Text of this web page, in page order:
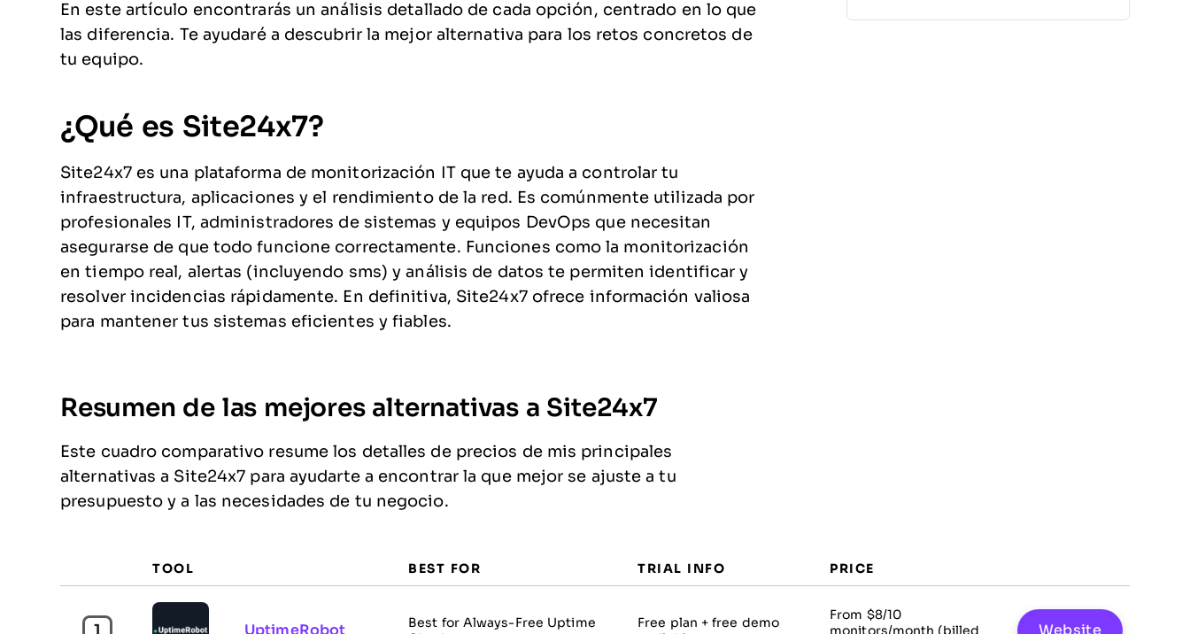
En este artículo encontrarás un análisis detallado de cada opción, centrado en lo que
las diferencia. Te ayudaré a descubrir la mejor alternativa para los retos concretos de
tu equipo.
¿Qué es Site24x7?
Site24x7 es una plataforma de monitorización IT que te ayuda a controlar tu
infraestructura, aplicaciones y el rendimiento de la red. Es comúnmente utilizada por
profesionales IT, administradores de sistemas y equipos DevOps que necesitan
asegurarse de que todo funcione correctamente. Funciones como la monitorización
en tiempo real, alertas (incluyendo sms) y análisis de datos te permiten identificar y
resolver incidencias rápidamente. En definitiva, Site24x7 ofrece información valiosa
para mantener tus sistemas eficientes y fiables.
Resumen de las mejores alternativas a Site24x7
Este cuadro comparativo resume los detalles de precios de mis principales
alternativas a Site24x7 para ayudarte a encontrar la que mejor se ajuste a tu
presupuesto y a las necesidades de tu negocio.
TOOL BEST FOR TRIAL INFO PRICE
1 UptimeRobot
Best for Always-Free Uptime
Free plan + free demo
From $8/10
monitors/month (billed
Website
Elastic Observability